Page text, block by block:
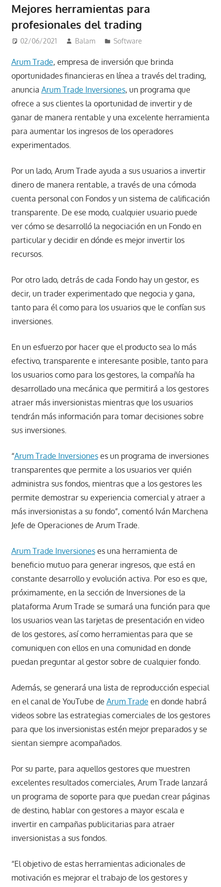
Mejores herramientas para
profesionales del trading
02/06/2021 Balam Software
Arum Trade, empresa de inversión que brinda
oportunidades financieras en línea a través del trading,
anuncia Arum Trade Inversiones, un programa que
ofrece a sus clientes la oportunidad de invertir y de
ganar de manera rentable y una excelente herramienta
para aumentar los ingresos de los operadores
experimentados.
Por un lado, Arum Trade ayuda a sus usuarios a invertir
dinero de manera rentable, a través de una cómoda
cuenta personal con Fondos y un sistema de calificación
transparente. De ese modo, cualquier usuario puede
ver cómo se desarrolló la negociación en un Fondo en
particular y decidir en dónde es mejor invertir los
recursos.
Por otro lado, detrás de cada Fondo hay un gestor, es
decir, un trader experimentado que negocia y gana,
tanto para él como para los usuarios que le confían sus
inversiones.
En un esfuerzo por hacer que el producto sea lo más
efectivo, transparente e interesante posible, tanto para
los usuarios como para los gestores, la compañía ha
desarrollado una mecánica que permitirá a los gestores
atraer más inversionistas mientras que los usuarios
tendrán más información para tomar decisiones sobre
sus inversiones.
“Arum Trade Inversioneses un programa de inversiones
transparentes que permite a los usuarios ver quién
administra sus fondos, mientras que a los gestores les
permite demostrar su experiencia comercial y atraer a
más inversionistas a su fondo”, comentó Iván Marchena
Jefe de Operaciones de Arum Trade.
Arum Trade Inversioneses una herramienta de
beneficio mutuo para generar ingresos, que está en
constante desarrollo y evolución activa. Por eso es que,
próximamente, en la sección de Inversiones de la
plataforma Arum Trade se sumará una función para que
los usuarios vean las tarjetas de presentación en video
de los gestores, así como herramientas para que se
comuniquen con ellos en una comunidad en donde
puedan preguntar al gestor sobre de cualquier fondo.
Además, se generará una lista de reproducción especial
en el canal de YouTube de Arum Trade en donde habrá
videos sobre las estrategias comerciales de los gestores
para que los inversionistas estén mejor preparados y se
sientan siempre acompañados.
Por su parte, para aquellos gestores que muestren
excelentes resultados comerciales, Arum Trade lanzará
un programa de soporte para que puedan crear páginas
de destino, hablar con gestores a mayor escala e
invertir en campañas publicitarias para atraer
inversionistas a sus fondos.
“El objetivo de estas herramientas adicionales de
motivación es mejorar el trabajo de los gestores y